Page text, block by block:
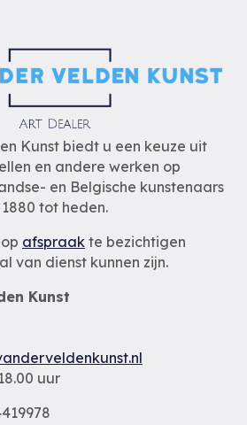
Kunst biedt u een keuze uit
en andere werken op
en Belgische kunstenaars
tot heden.
afspraak te bezichtigen
van dienst kunnen zijn.
Kunst
uur